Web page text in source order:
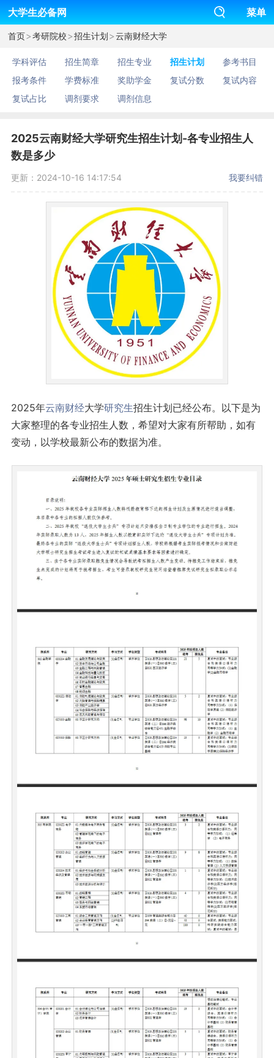
大学生必备网 菜单
首页>考研院校>招生计划>云南财经大学
学科评估 招生简章 招生专业 招生计划
参考书目
报考条件
学费标准 奖助学金 复试分数
复试内容
复试占比
调剂要求 调剂信息
2025云南财经大学研究生招生计划-各专业招生人
数是多少
更新：2024-10-16 14:17:54 我要纠错
2025年云南财经大学研究生招生计划已经公布。以下是为
大家整理的各专业招生人数，希望对大家有所帮助，如有
变动，以学校最新公布的数据为准。